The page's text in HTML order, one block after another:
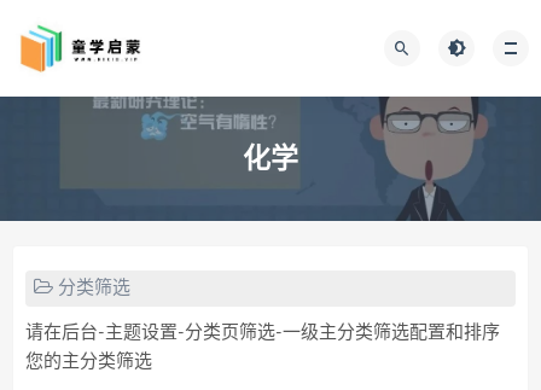
化学
分类筛选
请在后台-主题设置-分类页筛选-一级主分类筛选配置和排序
您的主分类筛选